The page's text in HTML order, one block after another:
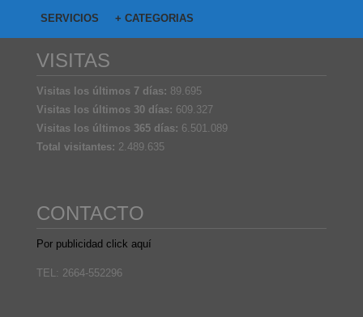
SERVICIOS + CATEGORIAS
VISITAS
Visitas los últimos 7 días: 89.695
Visitas los últimos 30 días: 609.327
Visitas los últimos 365 días: 6.501.089
Total visitantes: 2.489.635
CONTACTO
Por publicidad click aquí
TEL: 2664-552296